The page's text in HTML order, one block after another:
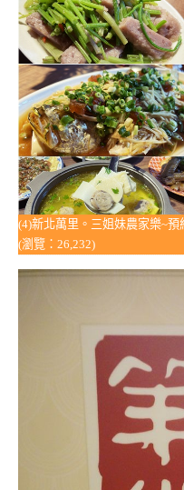
(4)新北萬里。三姐妹農家樂~
(瀏覽：26,232)